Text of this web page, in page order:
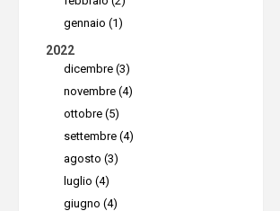
gennaio (1)
2022
dicembre (3)
novembre (4)
ottobre (5)
settembre (4)
agosto (3)
luglio (4)
giugno (4)